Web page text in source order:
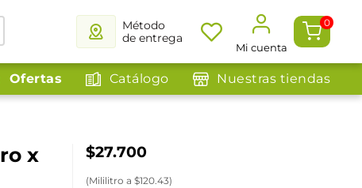
Método
de entrega
Mi cuenta
0
Ofertas Catálogo Nuestras tiendas
x
$27.700
(Mililitro a $120.43)